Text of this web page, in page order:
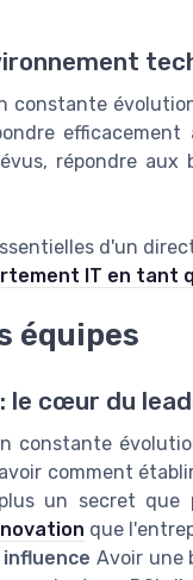
constante
répondre
d'un
IT en tant
équipes
le cœur du
constante
comment
un secret
que
Avoir une